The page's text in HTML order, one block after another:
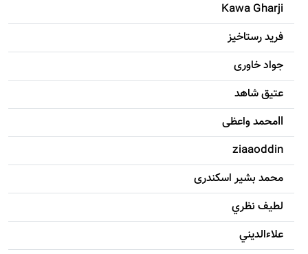
Kawa Gharji
فرید رستاخیز
جواد خاوری
عتیق شاهد
llمحمد واعظی
ziaaoddin
محمد بشیر اسکندری
لطيف نظري
علاءالديني